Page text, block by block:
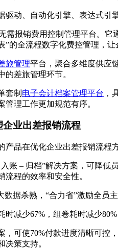
驱动、自动化引擎、表达式
需报销费用控制管理平台。它
”的全流程数字化费控管理，让
旅管理平台，聚合多维度供应
的差旅管理环节。
套制 电子会计档案管理平台 ，
管理工作更加规范有序。
业出差报销流程
产品在优化企业出差报销流程
账 – 归档”解决方案，可降低
流程的效率和安全性。
数据杀熟，“合力省”激励全员
时减少67%，组卷耗时减少
，可使70%付款进度清晰可控
决策支持。